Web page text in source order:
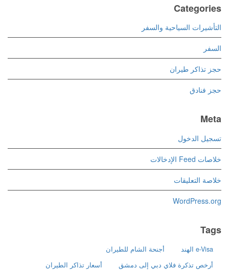
Categories
التأشيرات السياحية والسفر
السفر
حجز تذاكر طيران
حجز فنادق
Meta
تسجيل الدخول
خلاصات Feed الإدخالات
خلاصة التعليقات
WordPress.org
Tags
e-Visa الهند
أجنحة الشام للطيران
أرخص تذكرة فلاي دبي إلى دمشق
أسعار تذاكر الطيران